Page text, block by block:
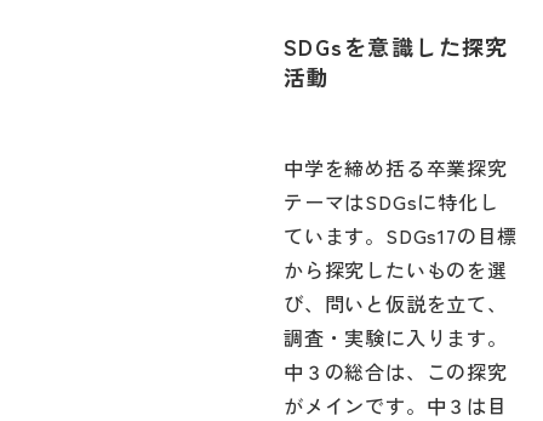
SDGsを意識した探究
活動
中学を締め括る卒業探究
テーマはSDGsに特化し
ています。SDGs17の目標
から探究したいものを選
び、問いと仮説を立て、
調査・実験に入ります。
中３の総合は、この探究
がメインです。中３は目